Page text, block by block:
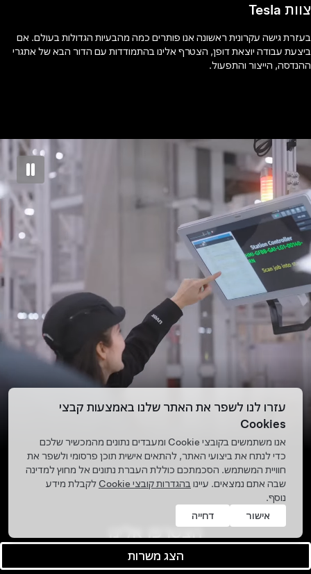
בעזרת גישה עקרונית ראשונה אנו פותרים כמה מהבעיות הגדולות בעולם. אם
ביצעת עבודה יוצאת דופן, הצטרף אלינו בהתמודדות עם הדור הבא של אתגרי
ההנדסה, הייצור והתפעול.
צוות Tesla
הצטרפו אלינו
הצג משרות
עזרו לנו לשפר את האתר שלנו באמצעות קבצי
Cookies
אנו משתמשים בקובצי Cookie ומעבדים נתונים מהמכשיר שלכם
כדי לנתח את ביצועי האתר, להתאים אישית תוכן פרסומי ולשפר את
חוויית המשתמש. הסכמתכם כוללת העברת נתונים אל מחוץ למדינה
שבה אתם נמצאים. עיינו בהגדרות קובצי Cookie
לקבלת מידע
נוסף.
אישור
דחייה